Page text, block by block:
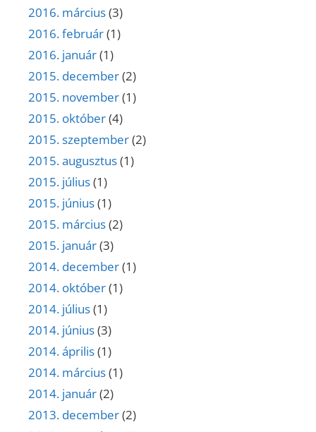
2016. március(3)
2016. február(1)
2016. január(1)
2015. december(2)
2015. november(1)
2015. október(4)
2015. szeptember(2)
2015. augusztus(1)
2015. július(1)
2015. június(1)
2015. március(2)
2015. január(3)
2014. december(1)
2014. október(1)
2014. július(1)
2014. június(3)
2014. április(1)
2014. március(1)
2014. január(2)
2013. december(2)